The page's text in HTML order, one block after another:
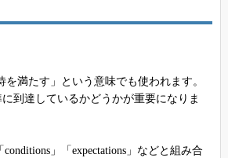
満たす」という意味でも使われます。
到達しているかどうかが重要になりま
conditions」「expectations」などと組み合